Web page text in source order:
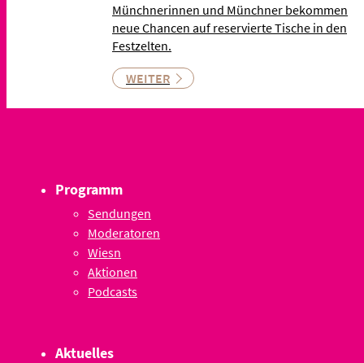
Münchnerinnen und Münchner bekommen
neue Chancen auf reservierte Tische in den
Festzelten.
WEITER
Programm
Sendungen
Moderatoren
Wiesn
Aktionen
Podcasts
Aktuelles